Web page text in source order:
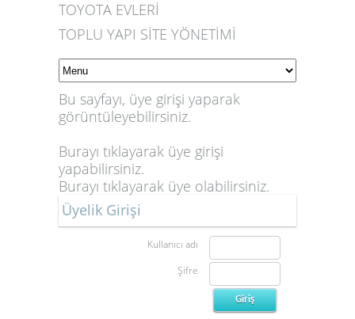
TOYOTA EVLERİ
TOPLU YAPI SİTE YÖNETİMİ
Bu sayfayı, üye girişi yaparak
görüntüleyebilirsiniz.
Burayı tıklayarak üye girişi
yapabilirsiniz.
Burayı tıklayarak üye olabilirsiniz.
Üyelik Girişi
Kullanıcı adı
Şifre